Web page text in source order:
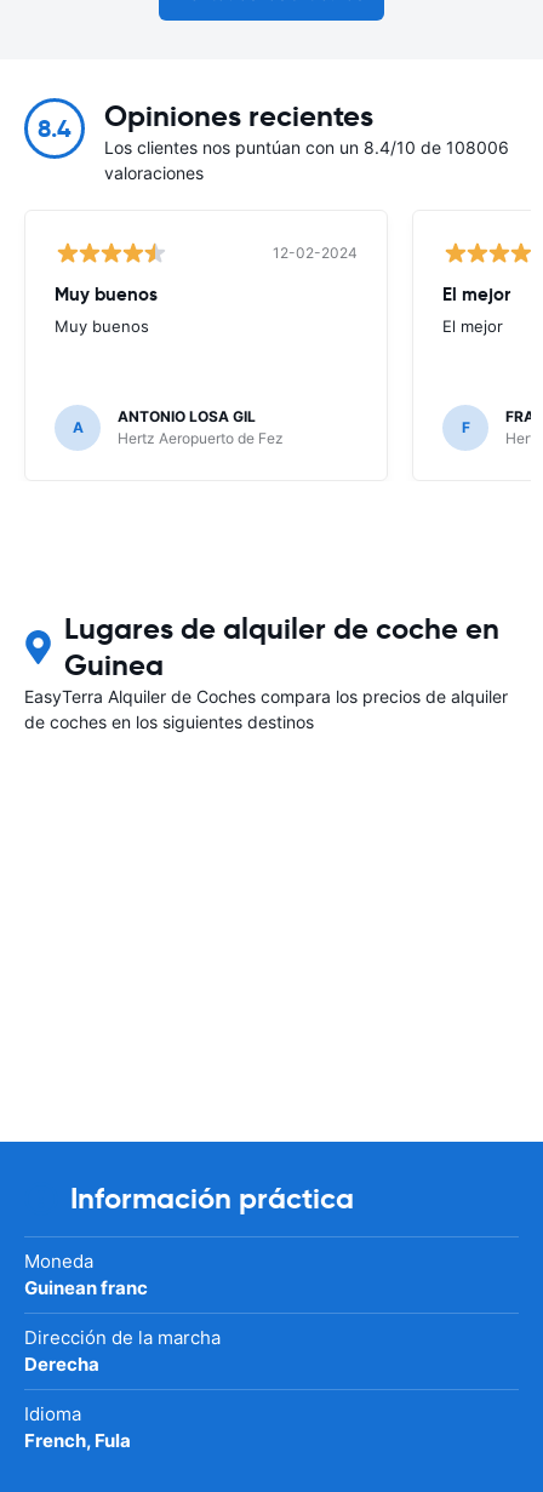
8.4 Opiniones recientes
Los clientes nos puntúan con un 8.4/10 de 108006
valoraciones
12-02-2024
Muy buenos
Muy buenos
A
ANTONIO LOSA GIL
Hertz Aeropuerto de Fez
El mejor
El mejor
F
Lugares de alquiler de coche en
Guinea
EasyTerra Alquiler de Coches compara los precios de alquiler
de coches en los siguientes destinos
Información práctica
Moneda
Guinean franc
Dirección de la marcha
Derecha
Idioma
French, Fula